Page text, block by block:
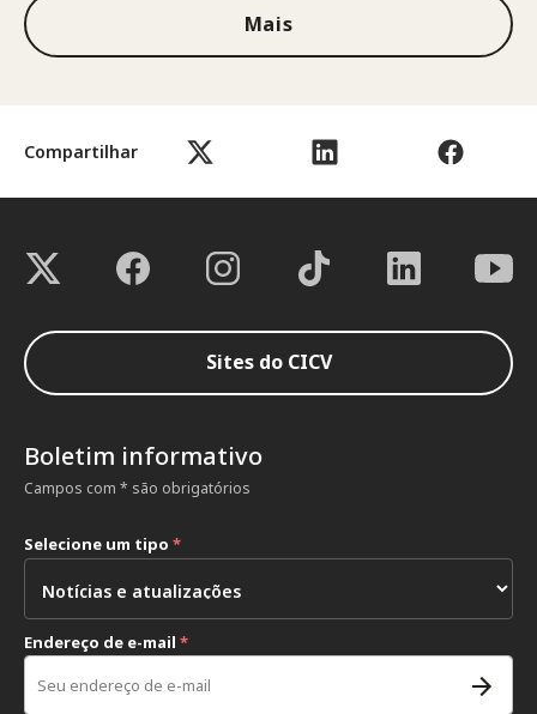
Compartilhar
Mais
Sites do CICV
Boletim informativo
Campos com * são obrigatórios
Selecione um tipo *
Endereço de e-mail *